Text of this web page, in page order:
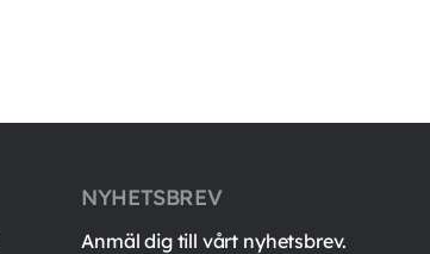
NYHETSBREV
Anmäl dig till vårt nyhetsbrev.